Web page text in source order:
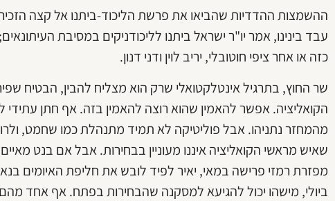
ההשמצות ההדדיות שהביאו את פרשת הליכוד-ביתנו אל קצה
עבד בינינו, אמר יו"ר ישראל ביתנו לליכודניקים במסיבת
כזה או אחר ציפי חוטובלי, יריב לוין ודני דנון.
שר החוץ, בתרגיל אינטלקטואלי שרק הוא מצליח להבין, הבטיח
הקואליציה. אפשר להאמין שהוא רוצה להאמין בזה. אף חתן עתידי
מהמחזר נתניהו. אבל פוליטיקה לא תמיד מתנהלת כמו שחמט,
שאיש מראשי הקואליציה איננו מעוניין בבחירות. אבל אם בנט
מפזרת רמזי פרישה במאי, יאיר לפיד לובש את חליפת האיומים
ביולי, מישהו יכול להגיעא למסקנה שהבחירות בפתח. אף אחד